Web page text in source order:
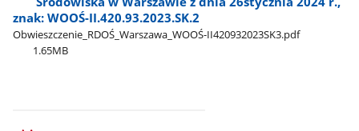
znak: WOOŚ-II.420.93.2023.SK.2
Obwieszczenie​_RDOŚ​_Warszawa​_WOOŚ-II420932023SK3.pdf
1.65MB